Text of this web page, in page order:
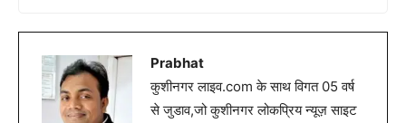
Prabhat
कुशीनगर लाइव.com के साथ विगत 05 वर्ष
से जुडाव,जो कुशीनगर लोकप्रिय न्यूज़ साइट